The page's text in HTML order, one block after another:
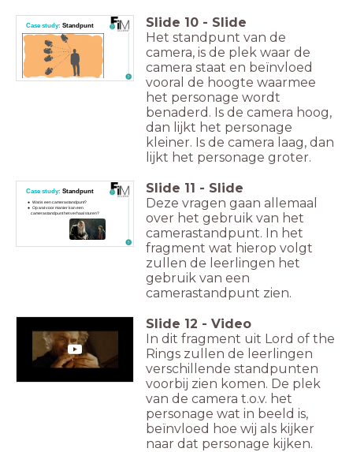
Case study: Standpunt Slide 10 - Slide
Het standpunt van de
camera, is de plek waar de
camera staat en beïnvloed
vooral de hoogte waarmee
het personage wordt
benaderd. Is de camera hoog,
dan lijkt het personage
kleiner. Is de camera laag, dan
lijkt het personage groter.
Case study: Standpunt
Wat is een camerastandpunt?
Op wat voor manier kan een
camerastandpunt het verhaal sturen?
Slide 11 - Slide
Deze vragen gaan allemaal
over het gebruik van het
camerastandpunt. In het
fragment wat hierop volgt
zullen de leerlingen het
gebruik van een
camerastandpunt zien.
Slide 12 - Video
In dit fragment uit Lord of the
Rings zullen de leerlingen
verschillende standpunten
voorbij zien komen. De plek
van de camera t.o.v. het
personage wat in beeld is,
beïnvloed hoe wij als kijker
naar dat personage kijken.